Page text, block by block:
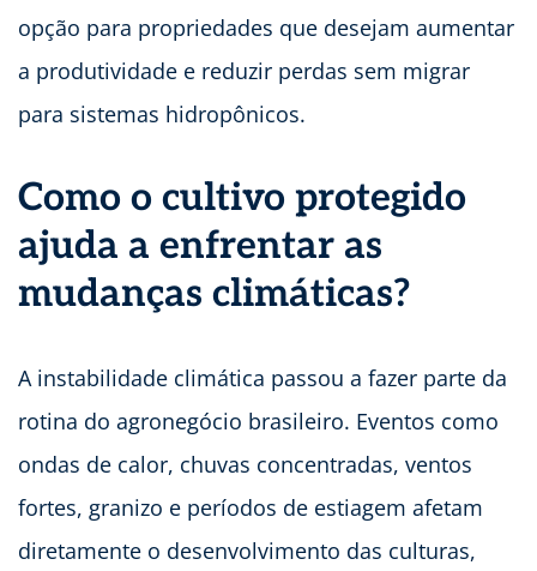
opção para propriedades que desejam aumentar
a produtividade e reduzir perdas sem migrar
para sistemas hidropônicos.
Como o cultivo protegido
ajuda a enfrentar as
mudanças climáticas?
A instabilidade climática passou a fazer parte da
rotina do agronegócio brasileiro. Eventos como
ondas de calor, chuvas concentradas, ventos
fortes, granizo e períodos de estiagem afetam
diretamente o desenvolvimento das culturas,